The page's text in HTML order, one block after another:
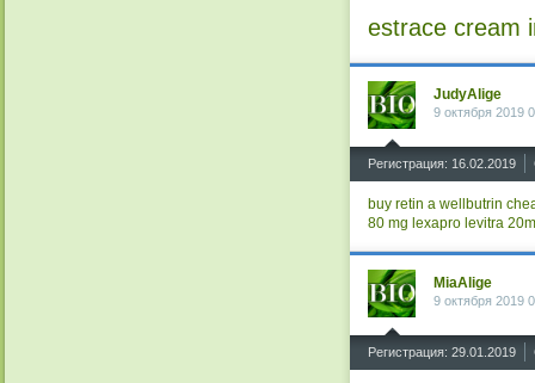
estrace cream
JudyAlige
9 октября 2019
Регистрация: 16.02.2019
buy retin a wellbutrin
80 mg lexapro levitra
MiaAlige
9 октября 2019
Регистрация: 29.01.2019